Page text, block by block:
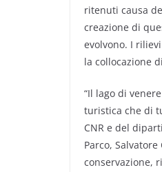
ritenuti causa
creazione di
evolvono. I
la collocazione
“Il lago di
turistica che di
CNR e del
Parco,
conservazione,